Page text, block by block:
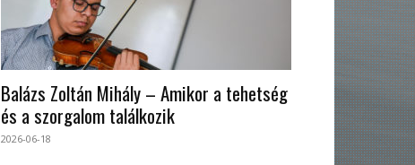
Balázs Zoltán Mihály – Amikor a tehetség
és a szorgalom találkozik
2026-06-18